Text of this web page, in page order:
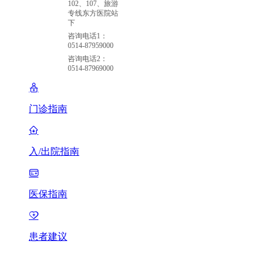
102、107、旅游
专线东方医院站
下
咨询电话1：
0514-87959000
咨询电话2：
0514-87969000
门诊指南
入/出院指南
医保指南
患者建议